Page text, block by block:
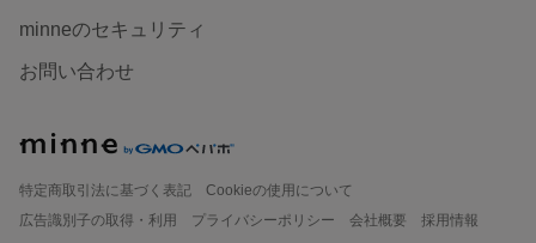
minneのセキュリティ
お問い合わせ
特定商取引法に基づく表記
Cookieの使用について
広告識別子の取得・利用
プライバシーポリシー 会社概要
採用情報